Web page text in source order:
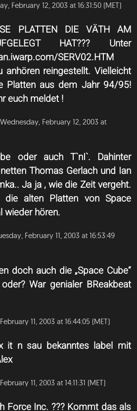
February 12, 2003 at 16:31:50 (MET)
PLATTEN DIE VÄTH AM
HAT??? Unter
SERV02.HTM
reingestellt. Vielleicht
Platten aus dem Jahr 94/95!
euch meldet !
February 12, 2003 at
oder auch T`nI`. Dahinter
Thomas Gerlach und Ian
Ja ja , wie die Zeit vergeht.
alten Platten von Space
wieder hören.
February 11, 2003 at 16:53:49
doch auch die „Space Cube“
War genialer BReakbeat
11, 2003 at 16:44:05 (MET)
it n sau bekanntes label mit
11, 2003 at 14:11:31 (MET)
Force Inc. ??? Kommt das als